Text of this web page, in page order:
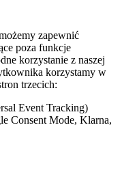
zapewnić
poza funkcje
korzystanie z naszej
korzystamy w
trzecich:
Event Tracking)
Consent Mode, Klarna,